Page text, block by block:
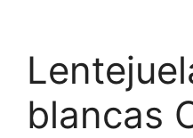
blancas